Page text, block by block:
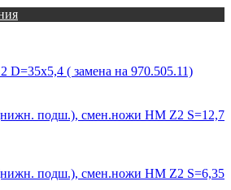
D=35x5,4 ( замена на 970.505.11)
подш.), смен.ножи HM Z2 S=12,7
подш.), смен.ножи HM Z2 S=6,35